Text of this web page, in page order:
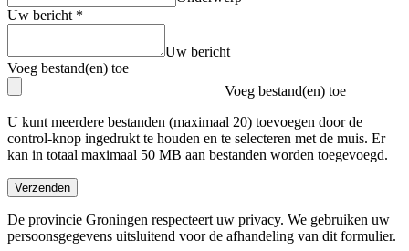
Uw bericht *
Uw bericht
Voeg bestand(en) toe
Voeg bestand(en) toe
U kunt meerdere bestanden (maximaal 20) toevoegen door de
control-knop ingedrukt te houden en te selecteren met de muis. Er
kan in totaal maximaal 50 MB aan bestanden worden toegevoegd.
Verzenden
De provincie Groningen respecteert uw privacy. We gebruiken uw
persoonsgegevens uitsluitend voor de afhandeling van dit formulier.